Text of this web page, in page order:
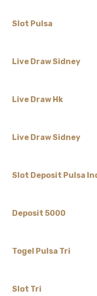
Slot Pulsa
Live Draw Sidney
Live Draw Hk
Live Draw Sidney
Slot Deposit Pulsa
Deposit 5000
Togel Pulsa Tri
Slot Tri